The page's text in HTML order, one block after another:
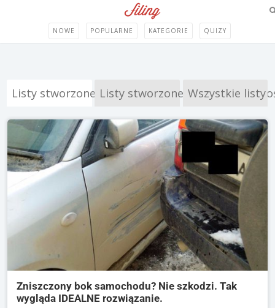
NOWE POPULARNE KATEGORIE QUIZY
Listy stworzone przez Filing
Listy stworzone przezWszystkie listy
Zniszczony bok samochodu? Nie szkodzi. Tak
wygląda IDEALNE rozwiązanie.